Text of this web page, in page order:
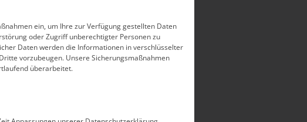
ein, um Ihre zur Verfügung gestellten Daten
oder Zugriff unberechtigter Personen zu
Daten werden die Informationen in verschlüsselter
vorzubeugen. Unsere Sicherungsmaßnahmen
überarbeitet.